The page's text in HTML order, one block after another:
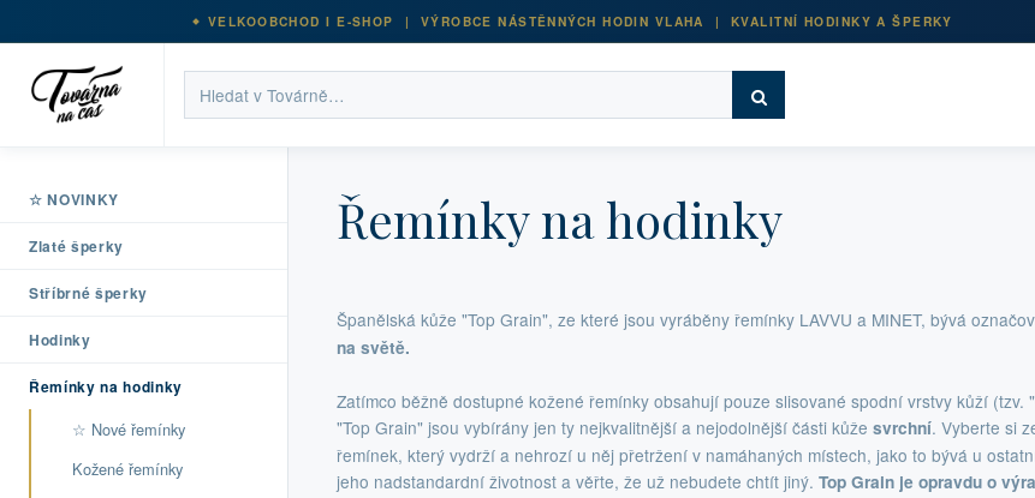
VELKOOBCHOD I E-SHOP | VÝROBCE NÁSTĚNNÝCH HODIN VLAHA | KVALITNÍ HODINKY A ŠPERKY
☆ NOVINKY
Zlaté šperky
Stříbrné šperky
Hodinky
Řemínky na hodinky
☆ Nové řemínky
Kožené řemínky
Řemínky na hodinky
Španělská kůže "Top Grain", ze které jsou vyráběny řemínky LAVVU a MINET, bývá
na světě.
Zatímco běžně dostupné kožené řemínky obsahují pouze slisované spodní vrstvy kůží (tzv.
"Top Grain" jsou vybírány jen ty nejkvalitnější a nejodolnější části kůže svrchní. Vyberte si
řemínek, který vydrží a nehrozí u něj přetržení v namáhaných místech, jako to bývá u
jeho nadstandardní životnost a věřte, že už nebudete chtít jiný. Top Grain je opravdu o